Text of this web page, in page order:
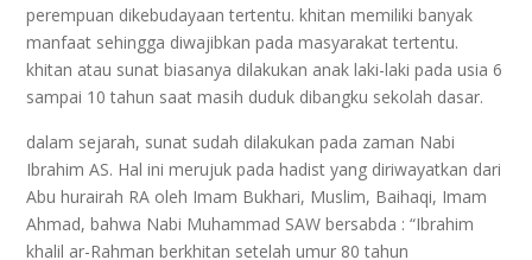
perempuan dikebudayaan tertentu. khitan memiliki banyak
manfaat sehingga diwajibkan pada masyarakat tertentu.
khitan atau sunat biasanya dilakukan anak laki-laki pada usia 6
sampai 10 tahun saat masih duduk dibangku sekolah dasar.
dalam sejarah, sunat sudah dilakukan pada zaman Nabi
Ibrahim AS. Hal ini merujuk pada hadist yang diriwayatkan dari
Abu hurairah RA oleh Imam Bukhari, Muslim, Baihaqi, Imam
Ahmad, bahwa Nabi Muhammad SAW bersabda : “Ibrahim
khalil ar-Rahman berkhitan setelah umur 80 tahun